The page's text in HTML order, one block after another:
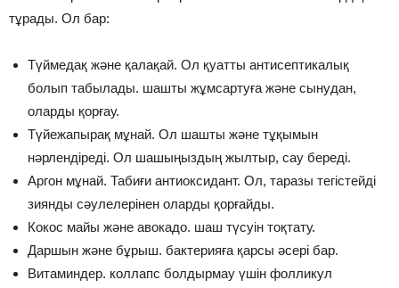
тұрады. Ол бар:
Түймедақ және қалақай. Ол қуатты антисептикалық
болып табылады. шашты жұмсартуға және сынудан,
оларды қорғау.
Түйежапырақ мұнай. Ол шашты және тұқымын
нәрлендіреді. Ол шашыңыздың жылтыр, сау береді.
Аргон мұнай. Табиғи антиоксидант. Ол, таразы тегістейді
зиянды сәулелерінен оларды қорғайды.
Кокос майы және авокадо. шаш түсуін тоқтату.
Даршын және бұрыш. бактерияға қарсы әсері бар.
Витаминдер. коллапс болдырмау үшін фолликул